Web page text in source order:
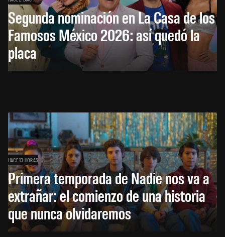
Segunda nominación en La Casa de los
Famosos México 2026: así quedó la
placa
HACE 13 HORAS
Primera temporada de Nadie nos va a
extrañar: el comienzo de una historia
que nunca olvidaremos